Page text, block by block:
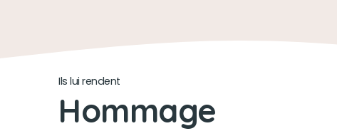
Ils lui rendent
Hommage